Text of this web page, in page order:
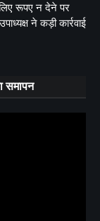
रूपए न देने पर
ने कड़ी कार्रवाई
समापन